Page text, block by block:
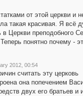
от этой церкви и
такая красивая. Я всё
Церкви преподобного
понятно почему -
2012, 00:54
считать эту церковь
она попечением
двух его братьев и